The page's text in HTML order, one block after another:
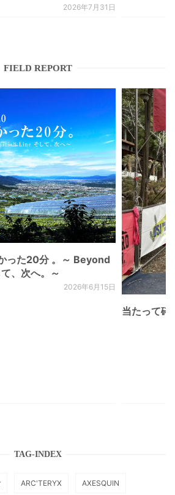
2026年7月31日
FIELD REPORT
った20分 。～ Beyond
、次へ。～
2026年6月15日
当たって砕
TAG-INDEX
ARC'TERYX AXESQUIN